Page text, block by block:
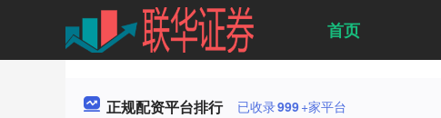
首页
正规配资平台排行 已收录999+家平台